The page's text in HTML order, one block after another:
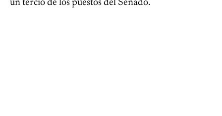
un tercio de los puestos del Senado.